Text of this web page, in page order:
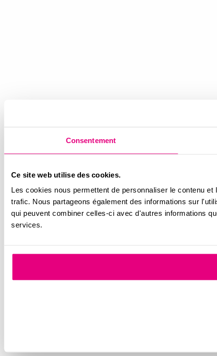
Consentement
Ce site web utilise des cookies.
Les cookies nous permettent de personnaliser le contenu
trafic. Nous partageons également des informations sur
qui peuvent combiner celles-ci avec d'autres informations
services.